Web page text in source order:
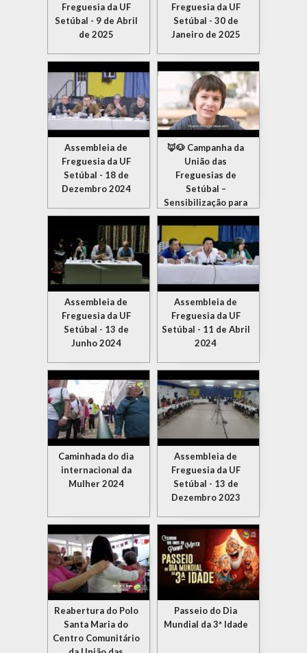
Freguesia da UF
Setúbal - 9 de Abril
de 2025
Freguesia da UF
Setúbal - 30 de
Janeiro de 2025
Assembleia de
Freguesia da UF
Setúbal - 18 de
Dezembro 2024
🦊🐶 Campanha da
União das
Freguesias de
Setúbal –
Sensibilização para
o não abandono de
animais 🦊🐶
Assembleia de
Freguesia da UF
Setúbal - 13 de
Junho 2024
Assembleia de
Freguesia da UF
Setúbal - 11 de Abril
2024
Caminhada do dia
internacional da
Mulher 2024
Assembleia de
Freguesia da UF
Setúbal - 13 de
Dezembro 2023
Reabertura do Polo
Santa Maria do
Centro Comunitário
Passeio do Dia
Mundial da 3ª Idade